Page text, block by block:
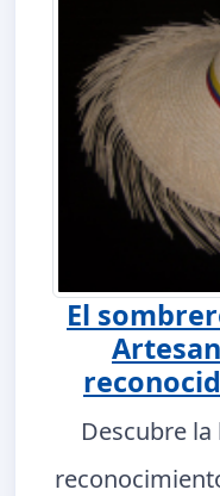
El
Descubre